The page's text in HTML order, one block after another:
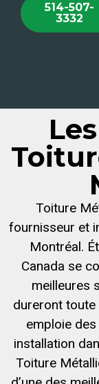
514-507-
3332
Toiture
fournisseur et
Montréal.
Canada se
meilleures
dureront toute
emploie
installation
Toiture